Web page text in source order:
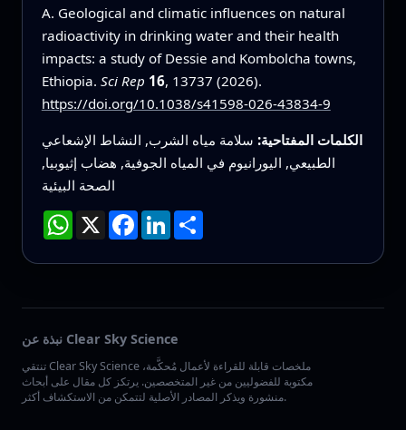
A. Geological and climatic influences on natural
radioactivity in drinking water and their health
impacts: a study of Dessie and Kombolcha towns,
Ethiopia. Sci Rep 16, 13737 (2026).
https://doi.org/10.1038/s41598-026-43834-9
الكلمات المفتاحية: سلامة مياه الشرب, النشاط الإشعاعي
الطبيعي, اليورانيوم في المياه الجوفية, هضاب إثيوبيا,
الصحة البيئية
WhatsApp
X Facebook
LinkedIn
انشر
نبذة عن Clear Sky Science
تنتقي Clear Sky Science ملخصات قابلة للقراءة لأعمال مُحكَّمة،
مكتوبة للفضوليين من غير المتخصصين. يرتكز كل مقال على أبحاث
منشورة ويذكر المصادر الأصلية لتتمكن من الاستكشاف أكثر.